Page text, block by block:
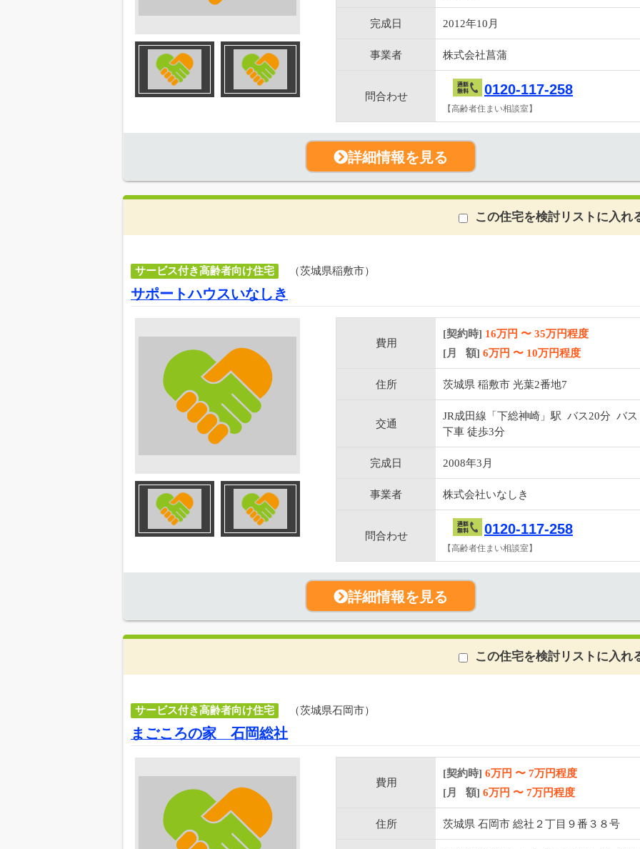
完成日 2012年10月
事業者 株式会社菖蒲
問合わせ 0120-117-258
【高齢者住まい相談室】
詳細情報を見る
この住宅を検討リストに入れ
サービス付き高齢者向け住宅 （茨城県稲敷市）
サポートハウスいなしき
費用
[契約時] 16万円 〜 35万円程度
[月 額] 6万円 〜 10万円程度
住所 茨城県 稲敷市 光葉2番地7
交通
JR成田線「下総神崎」駅 バス20分 バス
下車 徒歩3分
完成日 2008年3月
事業者 株式会社いなしき
問合わせ 0120-117-258
【高齢者住まい相談室】
詳細情報を見る
この住宅を検討リストに入れ
サービス付き高齢者向け住宅 （茨城県石岡市）
まごころの家 石岡総社
費用
[契約時] 6万円 〜 7万円程度
[月 額] 6万円 〜 7万円程度
住所 茨城県 石岡市 総社２丁目９番３８号